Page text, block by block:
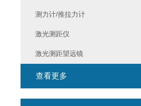
测力计/推拉力计
激光测距仪
激光测距望远镜
查看更多